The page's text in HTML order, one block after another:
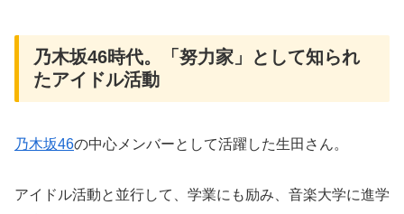
乃木坂46時代。「努力家」として知られ
たアイドル活動
乃木坂46の中心メンバーとして活躍した生田さん。
アイドル活動と並行して、学業にも励み、音楽大学に進学